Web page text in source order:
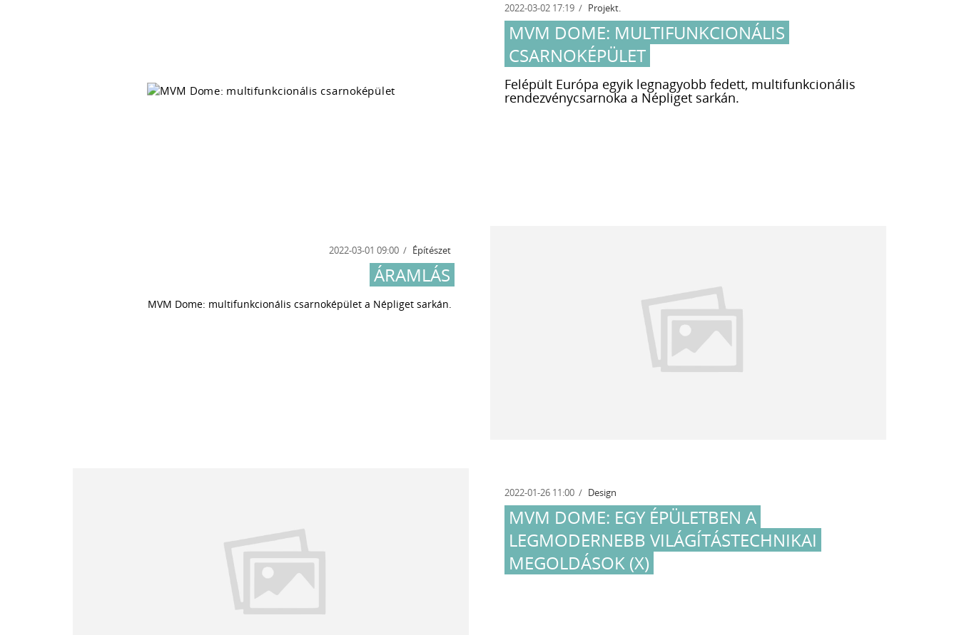
2022-03-02 17:19 Projekt.
MVM DOME: MULTIFUNKCIONÁLIS
CSARNOKÉPÜLET
Felépült Európa egyik legnagyobb fedett, multifunkcionális
rendezvénycsarnoka a Népliget sarkán.
2022-03-01 09:00 Építészet
ÁRAMLÁS
MVM Dome: multifunkcionális csarnoképület a Népliget sarkán.
2022-01-26 11:00 Design
MVM DOME: EGY ÉPÜLETBEN A
LEGMODERNEBB VILÁGÍTÁSTECHNIKAI
MEGOLDÁSOK (X)